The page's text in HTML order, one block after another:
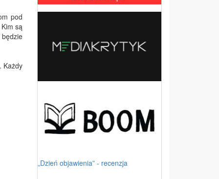
pod
są
Każdy
„Dzień objawienia” - recenzja